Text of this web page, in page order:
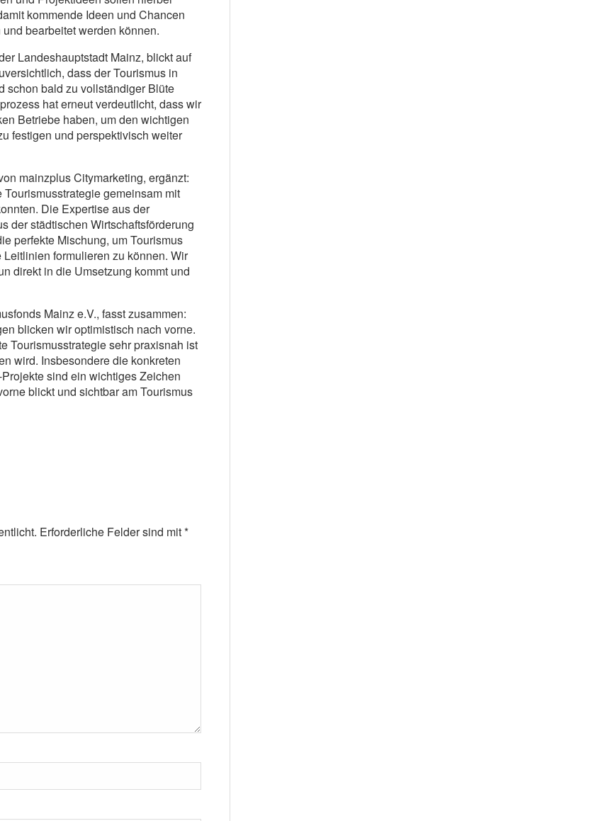
kommende Ideen und Chancen
bearbeitet werden können.
Landeshauptstadt Mainz, blickt auf
dass der Tourismus in
schon bald zu vollständiger Blüte
hat erneut verdeutlicht, dass wir
Betriebe haben, um den wichtigen
festigen und perspektivisch weiter
mainzplus Citymarketing, ergänzt:
gemeinsam mit
Die Expertise aus der
der städtischen Wirtschaftsförderung
perfekte Mischung, um Tourismus
Leitlinien formulieren zu können. Wir
direkt in die Umsetzung kommt und
Mainz e.V., fasst zusammen:
blicken wir optimistisch nach vorne.
Tourismusstrategie sehr praxisnah ist
wird. Insbesondere die konkreten
sind ein wichtiges Zeichen
blickt und sichtbar am Tourismus
Erforderliche Felder sind mit*